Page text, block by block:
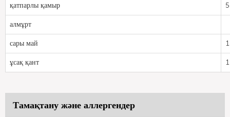
қатпарлы қамыр
алмұрт
сары май
ұсақ қант
Тамақтану және аллергендер